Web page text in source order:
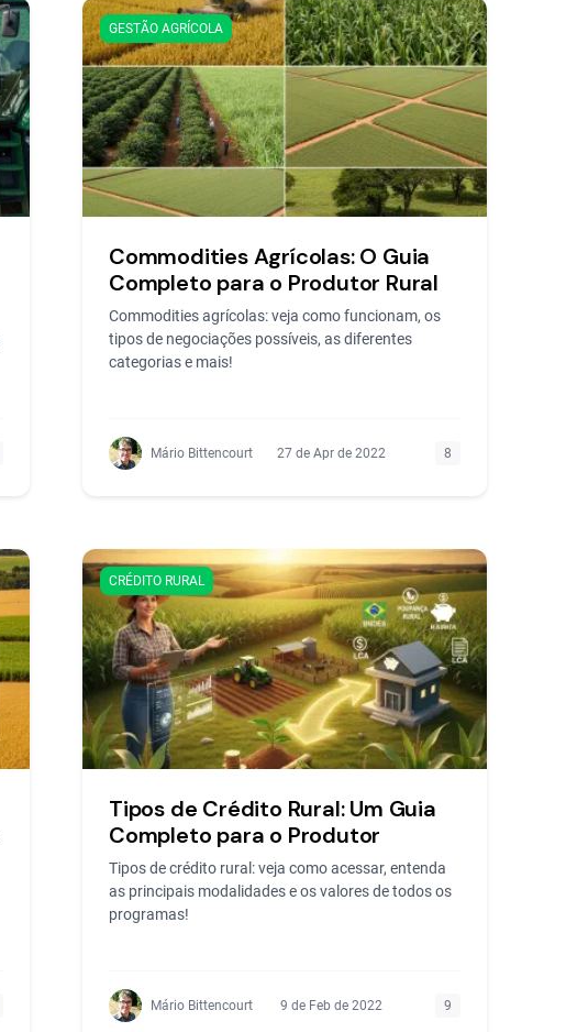
GESTÃO AGRÍCOLA
Commodities Agrícolas: O Guia
Completo para o Produtor Rural
Commodities agrícolas: veja como funcionam, os
tipos de negociações possíveis, as diferentes
categorias e mais!
Mário Bittencourt 27 de Apr de 2022 8
CRÉDITO RURAL
Tipos de Crédito Rural: Um Guia
Completo para o Produtor
Tipos de crédito rural: veja como acessar, entenda
as principais modalidades e os valores de todos os
programas!
Mário Bittencourt 9 de Feb de 2022 9